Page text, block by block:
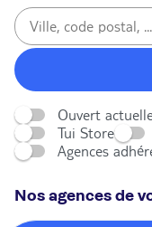
Ouvert
Tui Store
Agences
Nos agences de